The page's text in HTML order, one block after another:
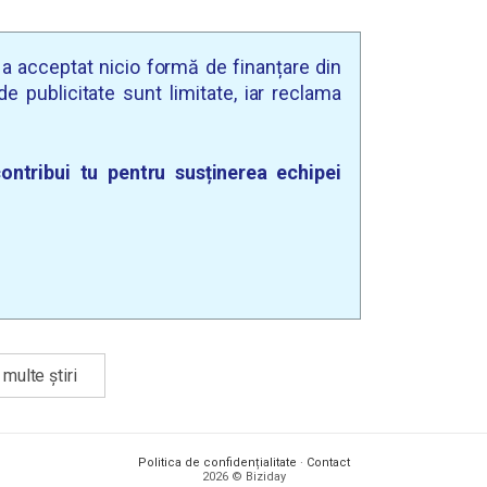
acceptat nicio formă de finanțare din
publicitate sunt limitate, iar reclama
tu pentru susținerea echipei
știri
Politica de confidențialitate · Contact
2026 © Biziday